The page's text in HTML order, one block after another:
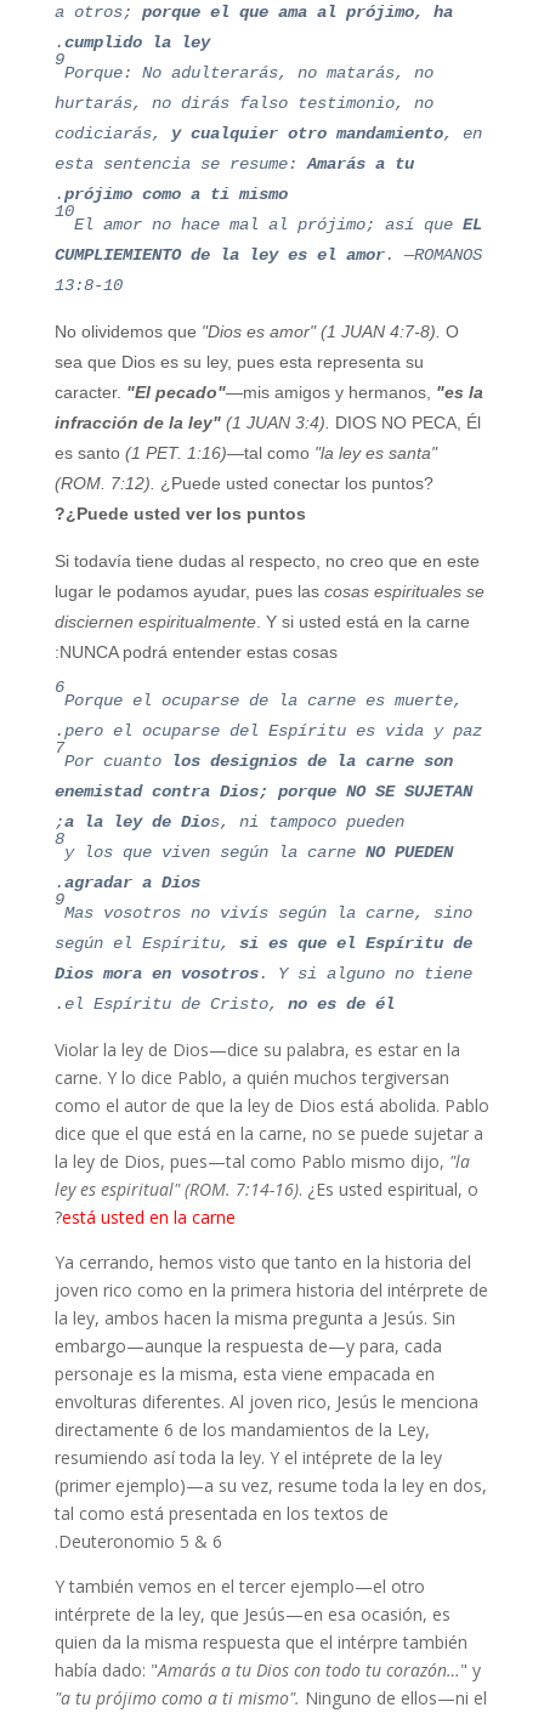
a otros; porque el que ama al prójimo, ha
cumplido la ley
.
9
Porque: No adulterarás, no matarás, no
hurtarás, no dirás falso testimonio, no
codiciarás, y cualquier otro mandamiento, en
esta sentencia se resume:Amarás a tu
prójimo como a ti mismo
.
10
El amor no hace mal al prójimo; así queEL
CUMPLIEMIENTO de la ley es el amor. —ROMANOS
13:8-10
No olividemos que "Dios es amor" (1 JUAN 4:7-8). O
sea que Dios es su ley, pues esta representa su
caracter. "El pecado"—mis amigos y hermanos, "es la
infracción de la ley"(1 JUAN 3:4). DIOS NO PECA, Él
es santo(1 PET. 1:16)—tal como "la ley es santa"
(ROM. 7:12).
¿Puede usted conectar los puntos?
¿Puede usted ver los puntos?
Si todavía tiene dudas al respecto, no creo que en este
lugar le podamos ayudar, pues las cosas espirituales se
disciernen espiritualmente. Y si usted está en la carne
NUNCA podrá entender estas cosas:
6
Porque el ocuparse de la carne es muerte,
pero el ocuparse del Espíritu es vida y paz.
7
Por cuanto los designiosde la carne son
enemistad contra Dios;
porque NO SE SUJETAN
a la ley de Dios, ni tampoco pueden;
8
y los que viven según la carne NO PUEDEN
agradar a Dios
.
9
Mas vosotros no vivís según la carne, sino
según el Espíritu, si es que el Espíritu de
Dios mora en vosotros. Y si alguno no tiene
el Espíritu de Cristo, no es de él
.
Violar la ley de Dios—dice su palabra, es estar en la
carne. Y lo dice Pablo, a quién muchos tergiversan
como el autor de que la ley de Dios está abolida. Pablo
dice que el que está en la carne, no se puede sujetar a
la ley de Dios, pues—tal como Pablo mismo dijo, "la
ley es espiritual" (ROM. 7:14-16). ¿Es usted espiritual, o
está usted en la carne
?
Ya cerrando, hemos visto que tanto en la historia del
joven rico como en la primera historia del intérprete de
la ley, ambos hacen la misma pregunta a Jesús. Sin
embargo—aunque la respuesta de—y para, cada
personaje es la misma, esta viene empacada en
envolturas diferentes. Al joven rico, Jesús le menciona
directamente 6 de los mandamientos de la Ley,
resumiendo así toda la ley. Y el intéprete de la ley
(primer ejemplo)—a su vez, resume toda la ley en dos,
tal como está presentada en los textos de
Deuteronomio 5 & 6.
Y también vemos en el tercer ejemplo—el otro
intérprete de la ley, que Jesús—en esa ocasión, es
quien da la misma respuesta que el intérpre también
había dado: "Amarás a tu Dios con todo tu corazón…" y
"a tu prójimo como a ti mismo". Ninguno de ellos—ni el